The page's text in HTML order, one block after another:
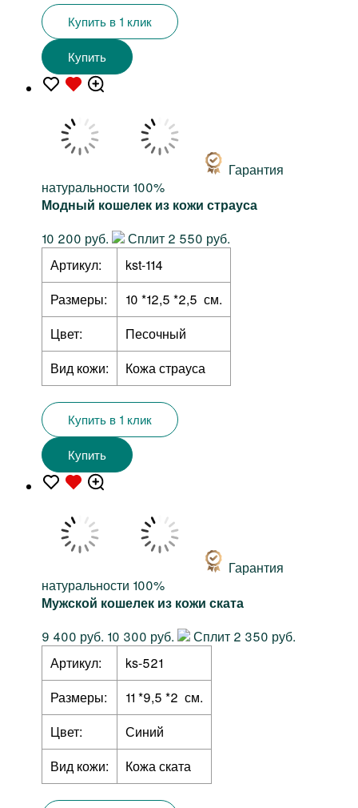
Купить в 1 клик
Купить
Гарантия
натуральности 100%
Модный кошелек из кожи страуса
10 200 руб.
Сплит 2 550 руб.
Артикул:
kst-114
Размеры:
10 *12,5 *2,5 см.
Цвет:
Песочный
Вид кожи:
Кожа страуса
Купить в 1 клик
Купить
Гарантия
натуральности 100%
Мужской кошелек из кожи ската
9 400 руб. 10 300 руб.
Сплит 2 350 руб.
Артикул:
ks-521
Размеры:
11 *9,5 *2 см.
Цвет:
Синий
Вид кожи:
Кожа ската